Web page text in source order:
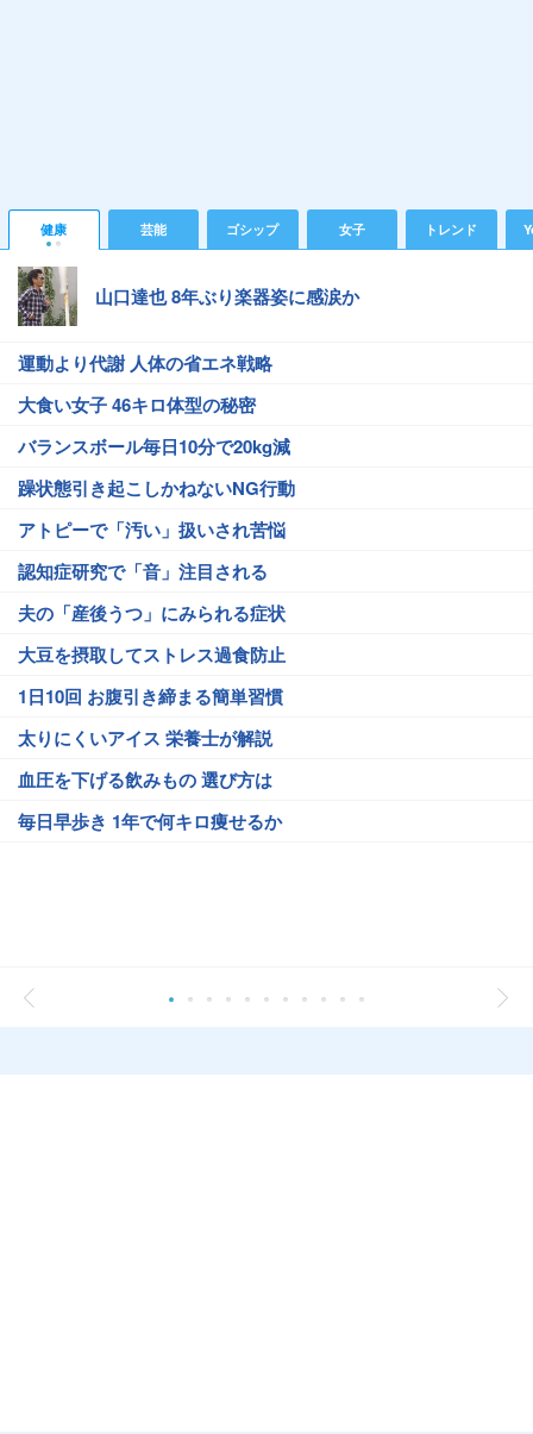
健康 芸能 ゴシップ 女子 トレンド
山口達也 8年ぶり楽器姿に感涙か
運動より代謝 人体の省エネ戦略
大食い女子 46キロ体型の秘密
バランスボール毎日10分で20kg減
躁状態引き起こしかねないNG行動
アトピーで「汚い」扱いされ苦悩
認知症研究で「音」注目される
夫の「産後うつ」にみられる症状
大豆を摂取してストレス過食防止
1日10回 お腹引き締まる簡単習慣
太りにくいアイス 栄養士が解説
血圧を下げる飲みもの 選び方は
毎日早歩き 1年で何キロ痩せるか